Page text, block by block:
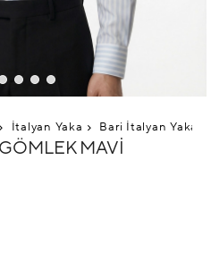
İtalyan Yaka Bari İtalyan Yaka
MAVI